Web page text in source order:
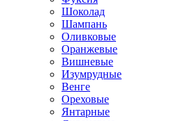
Шоколад
Шампань
Оливковые
Оранжевые
Вишневые
Изумрудные
Венге
Ореховые
Янтарные